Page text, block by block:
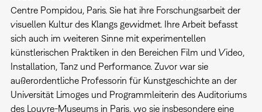
Centre Pompidou, Paris. Sie hat ihre Forschungsarbeit der
visuellen Kultur des Klangs gewidmet. Ihre Arbeit befasst
sich auch im weiteren Sinne mit experimentellen
künstlerischen Praktiken in den Bereichen Film und Video,
Installation, Tanz und Performance. Zuvor war sie
außerordentliche Professorin für Kunstgeschichte an der
Universität Limoges und Programmleiterin des Auditoriums
des Louvre-Museums in Paris, wo sie insbesondere eine